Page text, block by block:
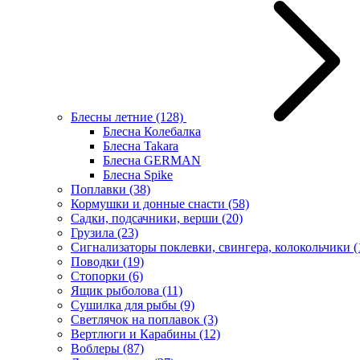
Блесны летние (128)
Блесна Колебалка
Блесна Takara
Блесна GERMAN
Блесна Spike
Поплавки (38)
Кормушки и донные снасти (58)
Садки, подсачники, верши (20)
Грузила (23)
Сигнализаторы поклевки, свингера, колокольчики
Поводки (19)
Стопорки (6)
Ящик рыболова (11)
Сушилка для рыбы (9)
Светлячок на поплавок (3)
Вертлюги и Карабины (12)
Воблеры (87)